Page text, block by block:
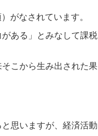
がなされています。
ある」とみなして課税
こから生み出された果
思いますが、経済活動